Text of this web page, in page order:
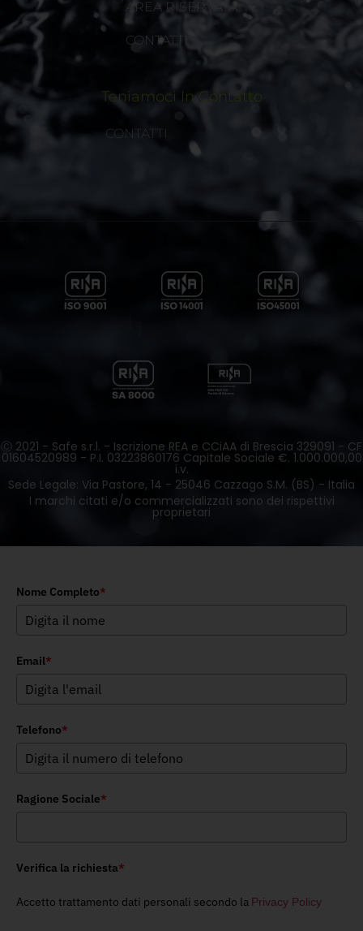
AREA RISERVATA
CONTATTI
Teniamoci In Contatto
CONTATTI
Ⓒ 2021 - Safe s.r.l. - Iscrizione REA e CCiAA di Brescia 329091 - CF
01604520989 - P.I. 03223860176 Capitale Sociale €. 1.000.000,00
i.v.
Sede Legale: Via Pastore, 14 - 25046 Cazzago S.M. (BS) - Italia
I marchi citati e/o commercializzati sono dei rispettivi
proprietari
Nome Completo*
Email*
Telefono*
Ragione Sociale*
Verifica la richiesta*
Accetto trattamento dati personali secondo la Privacy Policy